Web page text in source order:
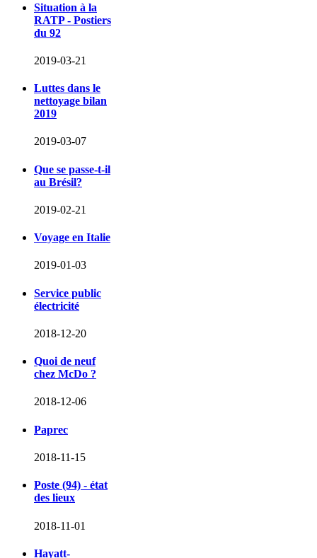
Situation à la
RATP - Postiers
du 92
2019-03-21
Luttes dans le
nettoyage bilan
2019
2019-03-07
Que se passe-t-il
au Brésil?
2019-02-21
Voyage en Italie
2019-01-03
Service public
électricité
2018-12-20
Quoi de neuf
chez McDo ?
2018-12-06
Paprec
2018-11-15
Poste (94) - état
des lieux
2018-11-01
Hayatt-